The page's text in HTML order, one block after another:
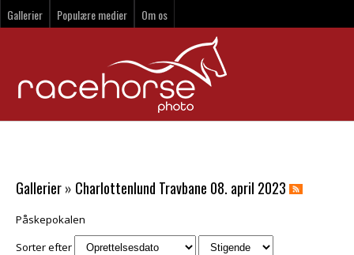
Gallerier Populære medier Om os
Gallerier» Charlottenlund Travbane 08. april 2023
Påskepokalen
Sorter efter